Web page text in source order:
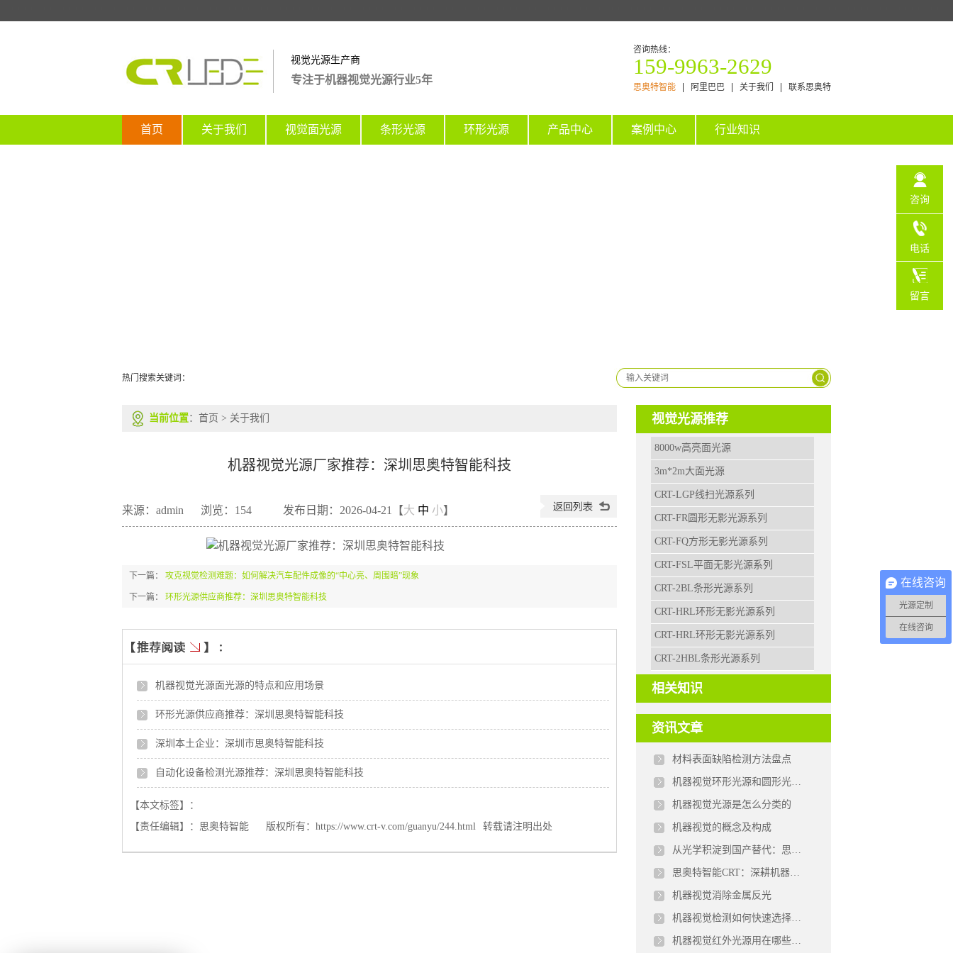
视觉光源生产商
专注于机器视觉光源行业5年
咨询热线：
159-9963-2629
思奥特智能 阿里巴巴 关于我们 联系思奥特
首页 关于我们 视觉面光源 条形光源 环形光源 产品中心 案例中心 行业知识
热门搜索关键词：
当前位置： 首页 > 关于我们
机器视觉光源厂家推荐：深圳思奥特智能科技
来源：admin 浏览： 154 发布日期：2026-04-21【大 中 小】
下一篇： 攻克视觉检测难题：如何解决汽车配件成像的“中心亮、周围暗”现象
下一篇： 环形光源供应商推荐：深圳思奥特智能科技
机器视觉光源面光源的特点和应用场景
环形光源供应商推荐：深圳思奥特智能科技
深圳本土企业：深圳市思奥特智能科技
自动化设备检测光源推荐：深圳思奥特智能科技
【本文标签】：
【责任编辑】： 思奥特智能 版权所有： https://www.crt-v.com/guanyu/244.html 转载请注明出处
视觉光源推荐
8000w高亮面光源
3m*2m大面光源
CRT-LGP线扫光源系列
CRT-FR圆形无影光源系列
CRT-FQ方形无影光源系列
CRT-FSL平面无影光源系列
CRT-2BL条形光源系列
CRT-HRL环形无影光源系列
CRT-HRL环形无影光源系列
CRT-2HBL条形光源系列
相关知识
资讯文章
材料表面缺陷检测方法盘点
机器视觉环形光源和圆形光源区别
机器视觉光源是怎么分类的
机器视觉的概念及构成
从光学积淀到国产替代：思奥特智能科技的机器视觉光源突围之路
思奥特智能CRT：深耕机器视觉光源领域二十载的技术匠心
机器视觉消除金属反光
机器视觉检测如何快速选择合适的光源
机器视觉红外光源用在哪些领域？
咨询
电话
159-
留言
在线咨询
光源定制
在线咨询